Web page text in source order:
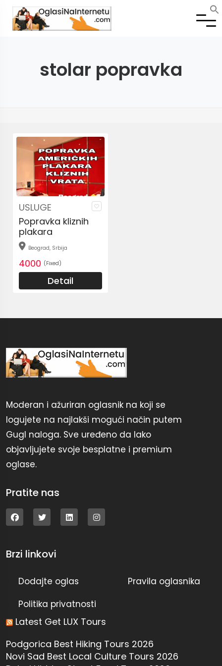
stolar popravka
USLUGE
Popravka kliznih
plakara
Beograd, Srbija
4000 (Fixed)
Detail
Moderan i ažuriran oglasnik na koji se
logujete na najlakši mogući način putem
Gugl naloga. Sve uređeno da lako
objavljujete svoje besplatne i premium
oglase.
Pratite nas
Brzi linkovi
Dodajte oglas
Politika privatnosti
Pravila oglasnika
Latest Get LUX Tours
Podgorica Best Hiking Tours 2026
Novi Sad Best Local Culture Tours 2026